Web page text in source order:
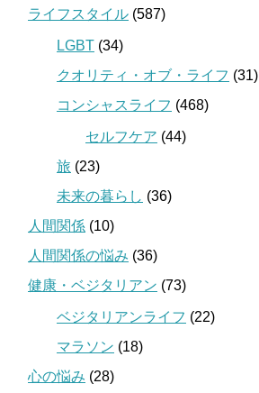
ライフスタイル (587)
LGBT (34)
クオリティ・オブ・ライフ (31)
コンシャスライフ (468)
セルフケア (44)
旅 (23)
未来の暮らし (36)
人間関係 (10)
人間関係の悩み (36)
健康・ベジタリアン (73)
ベジタリアンライフ (22)
マラソン (18)
心の悩み (28)